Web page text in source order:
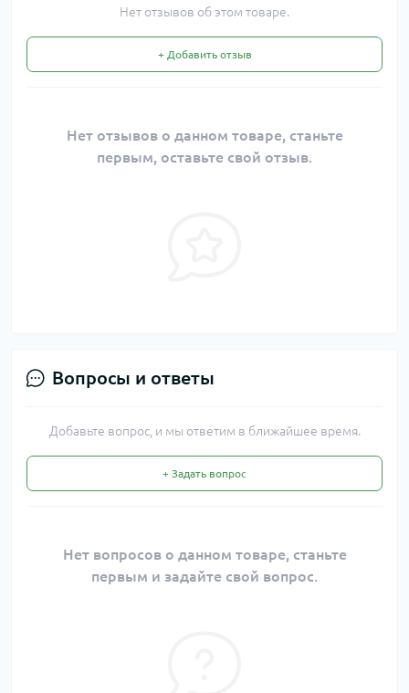
Нет отзывов об этом товаре.
+ Добавить отзыв
Нет отзывов о данном товаре, станьте
первым, оставьте свой отзыв.
Вопросы и ответы
Добавьте вопрос, и мы ответим в ближайшее время.
+ Задать вопрос
Нет вопросов о данном товаре, станьте
первым и задайте свой вопрос.